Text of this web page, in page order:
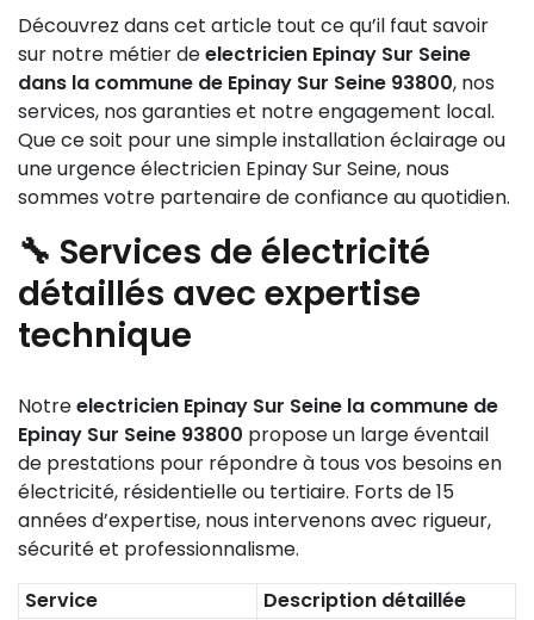
Découvrez dans cet article tout ce qu’il faut savoir
sur notre métier deelectricien Epinay Sur Seine
dans la commune de Epinay Sur Seine 93800, nos
services, nos garanties et notre engagement local.
Que ce soit pour une simple installation éclairage ou
une urgence électricien Epinay Sur Seine, nous
sommes votre partenaire de confiance au quotidien.
🔧 Services de électricité
détaillés avec expertise
technique
Notreelectricien Epinay Sur Seine la commune de
Epinay Sur Seine 93800 propose un large éventail
de prestations pour répondre à tous vos besoins en
électricité, résidentielle ou tertiaire. Forts de 15
années d’expertise, nous intervenons avec rigueur,
sécurité et professionnalisme.
Service
Description détaillée